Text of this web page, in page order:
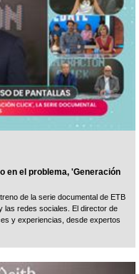
en el problema, 'Generación
de la serie documental de ETB
las redes sociales. El director de
y experiencias, desde expertos